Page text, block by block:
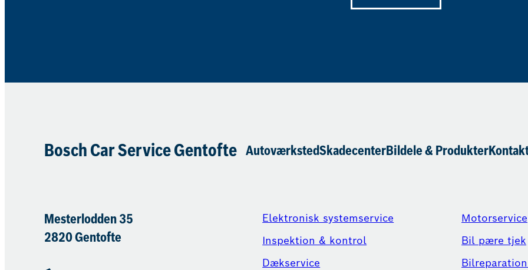
Bosch Car Service Gentofte AutoværkstedSkadecenterBildele & Produkter
Mesterlodden 35
2820 Gentofte
Elektronisk systemservice
Inspektion & kontrol
Dækservice
Motorservice
Bil pære tjek